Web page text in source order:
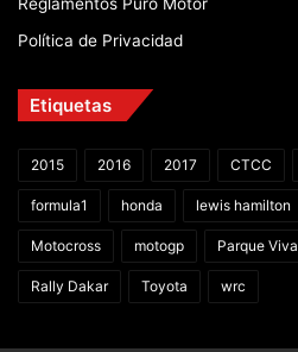
Política de Privacidad
Etiquetas
2015 2016 2017 CTCC
formula1 honda lewis hamilton
Motocross motogp Parque Viva
Rally Dakar Toyota wrc